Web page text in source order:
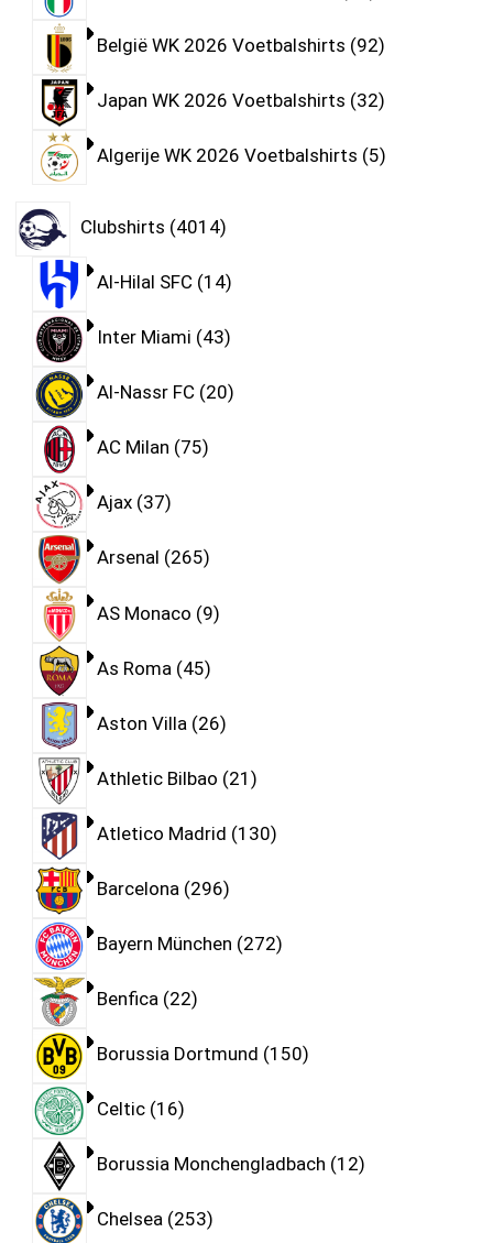
België WK 2026 Voetbalshirts 92
Japan WK 2026 Voetbalshirts 32
Algerije WK 2026 Voetbalshirts 5
Clubshirts 4014
Al-Hilal SFC 14
Inter Miami 43
Al-Nassr FC 20
AC Milan 75
Ajax 37
Arsenal 265
AS Monaco 9
As Roma 45
Aston Villa 26
Athletic Bilbao 21
Atletico Madrid 130
Barcelona 296
Bayern München 272
Benfica 22
Borussia Dortmund 150
Celtic 16
Borussia Monchengladbach 12
Chelsea 253